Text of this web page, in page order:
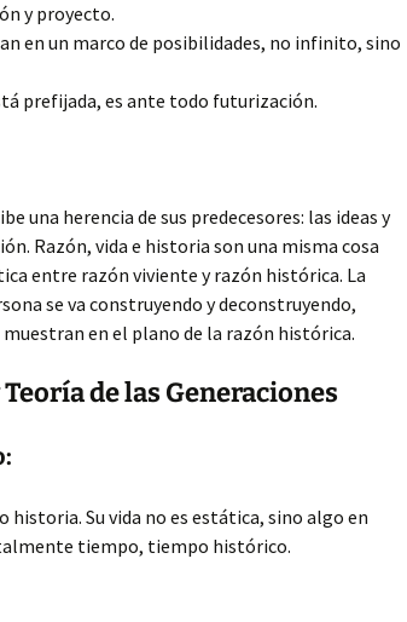
y proyecto.
en un marco de posibilidades, no infinito, sino
prefijada, es ante todo futurización.
una herencia de sus predecesores: las ideas y
Razón, vida e historia son una misma cosa
entre razón viviente y razón histórica. La
se va construyendo y deconstruyendo,
en el plano de la razón histórica.
de las Generaciones
Su vida no es estática, sino algo en
tiempo, tiempo histórico.